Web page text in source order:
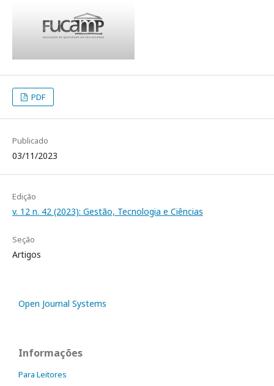
PDF
Publicado
03/11/2023
Edição
v. 12 n. 42 (2023): Gestão, Tecnologia e Ciências
Seção
Artigos
Open Journal Systems
Informações
Para Leitores